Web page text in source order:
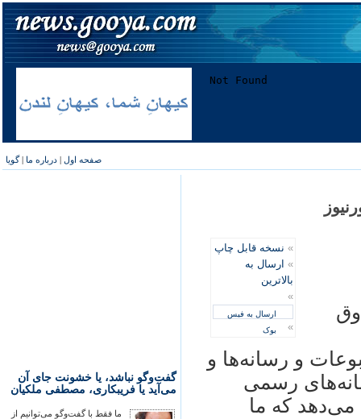
صفحه اول | درباره ما |گویا
گفت‌وگو نباشد، یا خشونت جای آن
می‌آید یا فریبکاری، مصطفی ملکیان
ما فقط با گفت‌وگو می‌توانیم از
» نسخه قابل چاپ
» ارسال به
بالاترین
»
ارسال به فیس
بوک
»
و رسانه‌ها و
رسمی
می‌دهد که ما